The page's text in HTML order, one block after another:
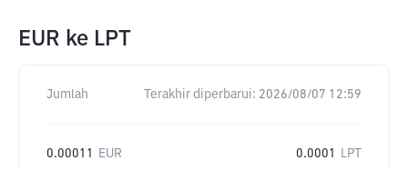
EUR ke LPT
Jumlah Terakhir diperbarui: 2026/08/07 12:59
0.00011 EUR 0.0001 LPT